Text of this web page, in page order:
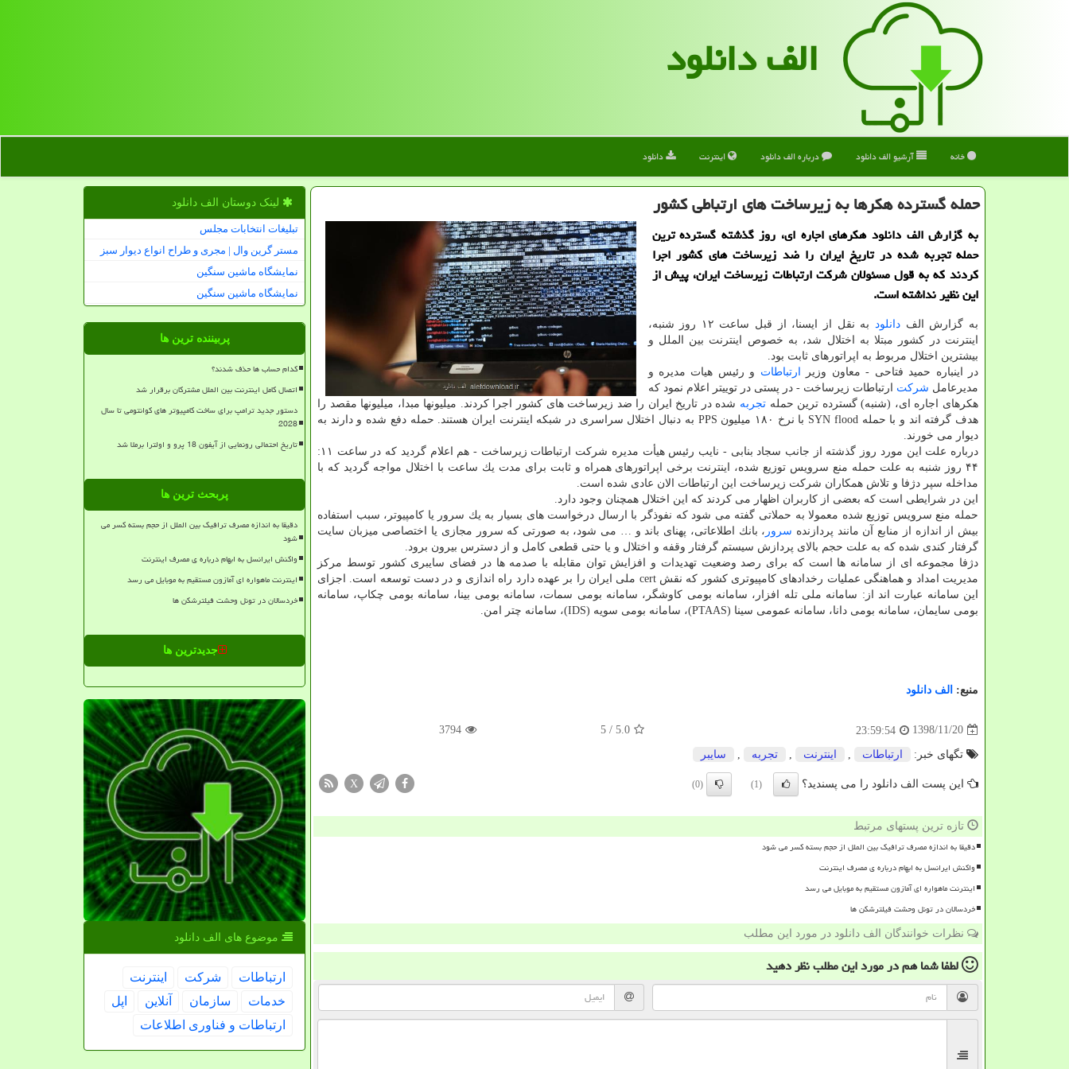
الف دانلود
خانه آرشیو الف دانلود درباره الف دانلود اینترنت دانلود
حمله گسترده هكرها به زیرساخت های ارتباطی كشور
به گزارش الف دانلود هكرهای اجاره ای، روز گذشته گسترده ترین
حمله تجربه شده در تاریخ ایران را ضد زیرساخت های كشور اجرا
كردند كه به قول مسئولان شركت ارتباطات زیرساخت ایران، پیش از
این نظیر نداشته است.
به گزارش الف دانلود
به نقل از ایسنا، از قبل ساعت ۱۲ روز شنبه،
اینترنت در كشور مبتلا به اختلال شد، به خصوص اینترنت بین الملل و
بیشترین اختلال مربوط به اپراتورهای ثابت بود.
در اینباره حمید فتاحی - ‏‏معاون وزیر
ارتباطات و رئیس هیات مدیره و
مدیرعامل شركت ارتباطات زیرساخت - در پستی در توییتر اعلام نمود كه
هكرهای اجاره ای، (شنبه) گسترده ترین حمله تجربه شده در تاریخ ایران را ضد زیرساخت های كشور اجرا كردند. میلیونها مبدا، میلیونها مقصد را
هدف گرفته اند و با حمله SYN flood با نرخ ۱۸۰ میلیون PPS به دنبال اختلال سراسری در شبكه اینترنت ایران هستند. حمله دفع شده و دارند به
دیوار می خورند.
درباره علت این مورد روز گذشته از جانب سجاد بنابی - نایب رئیس هیأت مدیره شركت ارتباطات زیرساخت - هم اعلام گردید كه در ساعت ۱۱:
۴۴ روز شنبه به علت حمله منع سرویس توزیع شده، اینترنت برخی اپراتورهای همراه و ثابت برای مدت یك ساعت با اختلال مواجه گردید كه با
مداخله سپر دژفا و تلاش همكاران شركت زیرساخت این ارتباطات الان عادی شده است.
این در شرایطی است كه بعضی از كاربران اظهار می كردند كه این اختلال همچنان وجود دارد.
حمله منع سرویس توزیع شده معمولا به حملاتی گفته می شود كه نفوذگر با ارسال درخواست های بسیار به یك سرور یا كامپیوتر، سبب استفاده
بیش از اندازه از منابع آن مانند پردازنده سرور ، بانك اطلاعاتی، پهنای باند و … می شود، به صورتی كه سرور مجازی یا اختصاصی میزبان سایت
گرفتار كندی شده كه به علت حجم بالای پردازش سیستم گرفتار وقفه و اختلال و یا حتی قطعی كامل و از دسترس بیرون برود.
دژفا مجموعه ای از سامانه ها است كه برای رصد وضعیت تهدیدات و افزایش توان مقابله با صدمه ها در فضای سایبری كشور توسط مركز
مدیریت امداد و هماهنگی عملیات رخدادهای كامپیوتری كشور كه نقش cert ملی ایران را بر عهده دارد راه اندازی و در دست توسعه است. اجزای
این سامانه عبارت اند از: سامانه ملی تله افزار، سامانه بومی كاوشگر، سامانه بومی سمات، سامانه بومی بینا، سامانه بومی چكاپ، سامانه
بومی سایمان، سامانه بومی دانا، سامانه عمومی سینا (PTAAS)، سامانه بومی سویه (IDS)، سامانه چتر امن.
منبع: الف دانلود
1398/11/20
23:59:54
5.0
/ 5
3794
تگهای خبر: ارتباطات اینترنت تجربه سایبر
این پست الف دانلود را می پسندید؟ (1)
(0)
X
تازه ترین پستهای مرتبط
دقیقا به اندازه مصرف ترافیک بین الملل از حجم بسته کسر می شود
واکنش ایرانسل به ابهام درباره ی مصرف اینترنت
اینترنت ماهواره ای آمازون مستقیم به موبایل می رسد
خردسالان در تونل وحشت فیلترشکن ها
نظرات خوانندگان الف دانلود در مورد این مطلب
لطفا شما همدر مورد این مطلبنظر دهید
لینک دوستان الف دانلود
تبلیغات انتخابات مجلس
مستر گرین وال | مجری و طراح انواع دیوار سبز
نمایشگاه ماشین سنگین
نمایشگاه ماشین سنگین
پربیننده ترین ها
کدام حساب ها حذف شدند؟
اتصال کامل اینترنت بین الملل مشترکان برقرار شد
دستور جدید ترامپ برای ساخت کامپیوتر های کوانتومی تا سال
2028
تاریخ احتمالی رونمایی از آیفون 18 پرو و اولترا برملا شد
پربحث ترین ها
دقیقا به اندازه مصرف ترافیک بین الملل از حجم بسته کسر می
شود
واکنش ایرانسل به ابهام درباره ی مصرف اینترنت
اینترنت ماهواره ای آمازون مستقیم به موبایل می رسد
خردسالان در تونل وحشت فیلترشکن ها
جدیدترین ها
موضوع های الف دانلود
ارتباطات شركت
اینترنت
خدمات
سازمان آنلاین
اپل
ارتباطات و فناوری اطلاعات